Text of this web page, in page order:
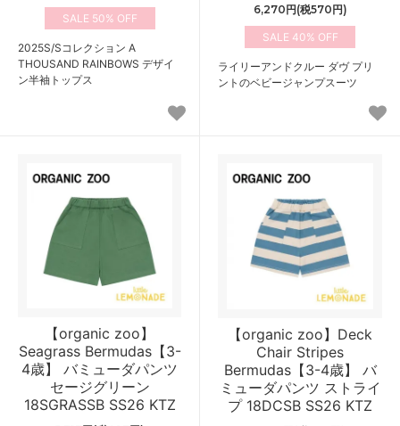
50%
2025S/Sコレクション A
THOUSAND RAINBOWS デザイ
ン半袖トップス
6,270円(税570円)
40%
ライリーアンドクルー ダヴ プリ
ントのベビージャンプスーツ
【organic zoo】
Seagrass Bermudas【3-
4歳】 バミューダパンツ
セージグリーン
18SGRASSB SS26 KTZ
【organic zoo】Deck
Chair Stripes
Bermudas【3-4歳】 バ
ミューダパンツ ストライ
プ 18DCSB SS26 KTZ